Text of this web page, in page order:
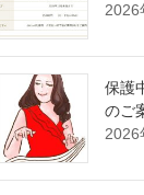
2026
保護
のご
2026